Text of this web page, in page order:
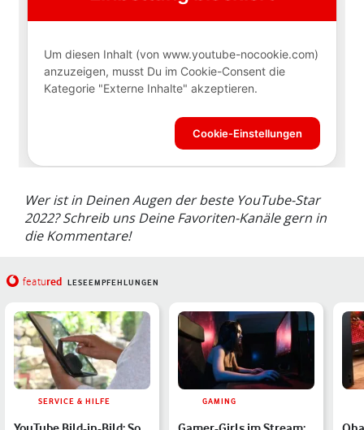
Wer ist in Deinen Augen der beste YouTube-Star
2022? Schreib uns Deine Favoriten-Kanäle gern in
die Kommentare!
featured LESEEMPFEHLUNGEN
SERVICE & HILFE GAMING